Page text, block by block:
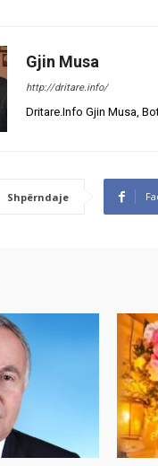
Gjin Musa
http://dritare.info/
Dritare.Info Gjin Musa,
Shpërndaje